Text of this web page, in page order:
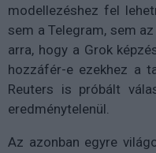
modellezéshez fel
sem a Telegram, sem
arra, hogy a Grok
hozzáfér-e ezekhez a
Reuters is próbált
eredménytelenül.
Az azonban egyre